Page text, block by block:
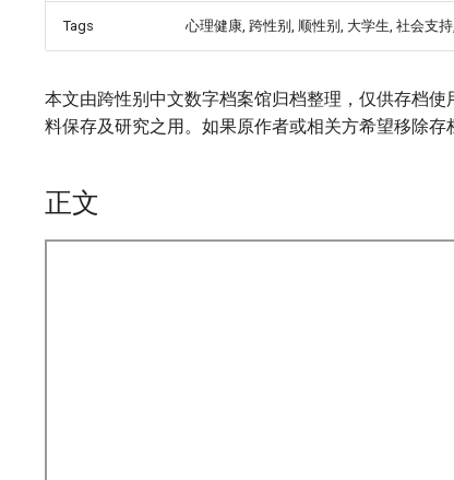
Tags 心理健康, 跨性别, 顺性别, 大学生, 社会支
本文由跨性别中文数字档案馆归档整理，仅供存档
料保存及研究之用。如果原作者或相关方希望移除存
正文